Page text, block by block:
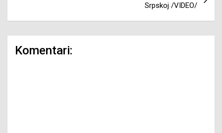
Srpskoj /VIDEO/
Komentari: